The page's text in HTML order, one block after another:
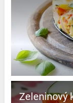
Zeleninový